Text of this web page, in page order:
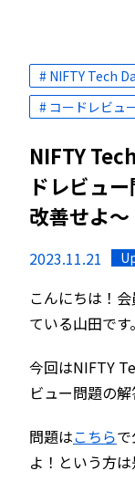
# NIFTY Tech
# コードレビュ
NIFTY
ドレビュ
改善せよ〜
2023.11.21
こんにちは！
ている山田です。
今回はNIFTY
ビュー問題の解
問題はこちら
よ！という方